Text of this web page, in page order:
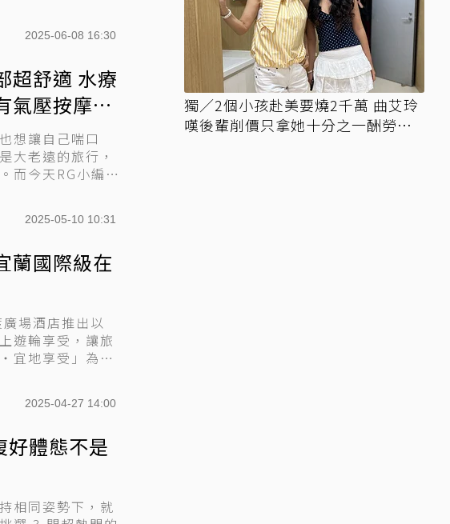
2025-06-08 16:30
超舒適 水療
氣壓按摩放
想讓自己喘口
大老遠的旅行，
而今天RG小編想
2025-05-10 10:31
蘭國際級在
場酒店推出以
遊輪享受，讓旅
宜地享受」為
2025-04-27 14:00
好體態不是
相同姿勢下，就
獨／2個小孩赴美要燒2千萬 曲艾玲
嘆後輩削價只拿她十分之一酬勞競